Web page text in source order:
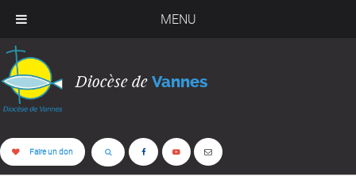
MENU
Diocèse de Vannes
Faire un don